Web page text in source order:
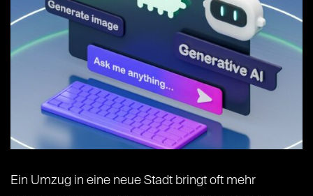
Ein Umzug in eine neue Stadt bringt oft mehr